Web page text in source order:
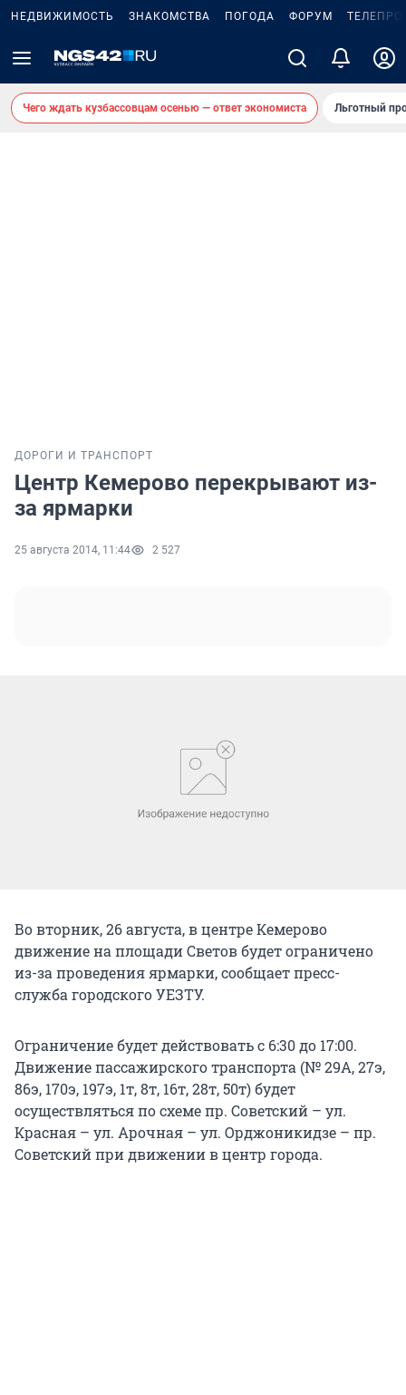
НЕДВИЖИМОСТЬ ЗНАКОМСТВА ПОГОДА ФОРУМ
Чего ждать кузбассовцам осенью — ответ экономиста Льготный
ДОРОГИ И ТРАНСПОРТ
Центр Кемерово перекрывают из-
за ярмарки
25 августа 2014, 11:44 2 527
Во вторник, 26 августа, в центре Кемерово
движение на площади Светов будет ограничено
из-за проведения ярмарки, сообщает пресс-
служба городского УЕЗТУ.
Ограничение будет действовать с 6:30 до 17:00.
Движение пассажирского транспорта (№ 29А, 27э,
86э, 170э, 197э, 1т, 8т, 16т, 28т, 50т) будет
осуществляться по схеме пр. Советский – ул.
Красная – ул. Арочная – ул. Орджоникидзе – пр.
Советский при движении в центр города.